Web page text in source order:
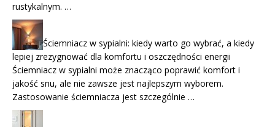
rustykalnym. …
Ściemniacz w sypialni: kiedy warto go wybrać, a kiedy
lepiej zrezygnować dla komfortu i oszczędności energii
Ściemniacz w sypialni może znacząco poprawić komfort i
jakość snu, ale nie zawsze jest najlepszym wyborem.
Zastosowanie ściemniacza jest szczególnie …